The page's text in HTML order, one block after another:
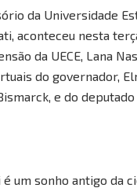
da Universidade
aconteceu nesta
da UECE, Lana
do governador,
e do
um sonho antigo da